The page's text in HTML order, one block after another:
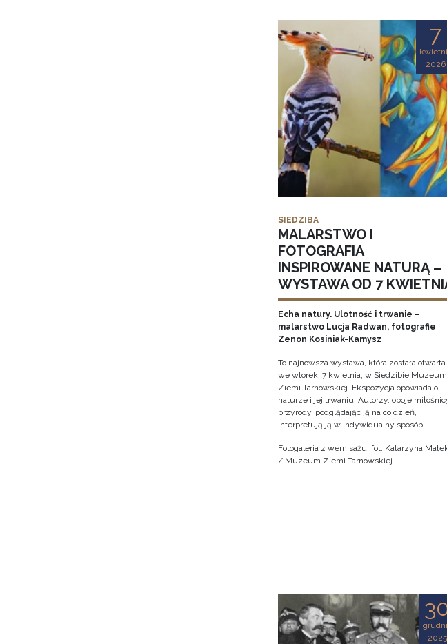
7
2026
SIEDZIBA
MALARSTWO I
FOTOGRAFIA
INSPIROWANE NATURĄ –
WYSTAWA OD 7
Echa natury. Ulotność i trwanie –
malarstwo Lucja Radwan, fotografie
Zenon Kosiniak-Kamysz
To najnowsza wystawa, która została otwarta
we wtorek, 7 kwietnia, w Siedzibie Muzeum
Ziemi Tarnowskiej. Ekspozycja opowiada o
naturze i jej trwaniu. Autorzy, oboje
przyrody, podglądając ją na co dzień,
interpretują ją w indywidualny sposób.
Fotogaleria z wernisażu, fot: Katarzyna
/ Muzeum Ziemi Tarnowskiej
2025